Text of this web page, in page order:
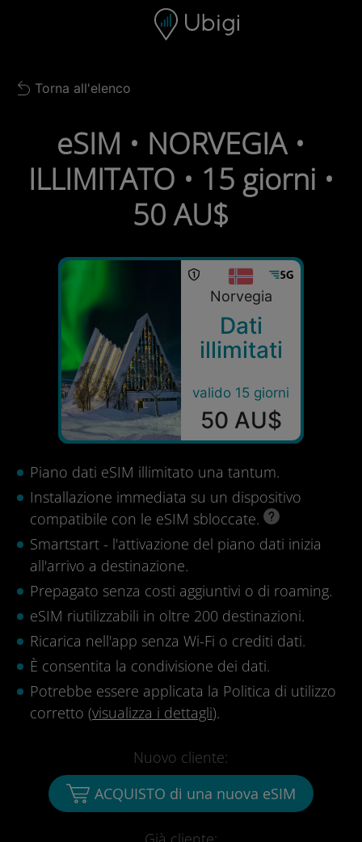
Barra di navigazione
Back to list
Torna all'elenco
eSIM • NORVEGIA •
ILLIMITATO • 15 giorni •
50 AU$
Norvegia
Dati
illimitati
valido 15 giorni
50 AU$
Piano dati eSIM illimitato una tantum.
Installazione immediata su un dispositivo
compatibile con le eSIM sbloccate.
Smartstart - l'attivazione del piano dati inizia
all'arrivo a destinazione.
Prepagato senza costi aggiuntivi o di roaming.
eSIM riutilizzabili in oltre 200 destinazioni.
Ricarica nell'app senza Wi-Fi o crediti dati.
È consentita la condivisione dei dati.
Potrebbe essere applicata la Politica di utilizzo
corretto (visualizza i dettagli).
Nuovo cliente:
ACQUISTO di una nuova eSIM